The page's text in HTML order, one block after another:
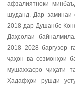
афзалиятноки
шуданд. Дар заминаи
2018 дар Душанбе
Даҳсолаи
2018–2028 баргузор
ҷаҳон ва созмонҳои
мушаххасро ҷиҳати
Ҳадафҳои рушди